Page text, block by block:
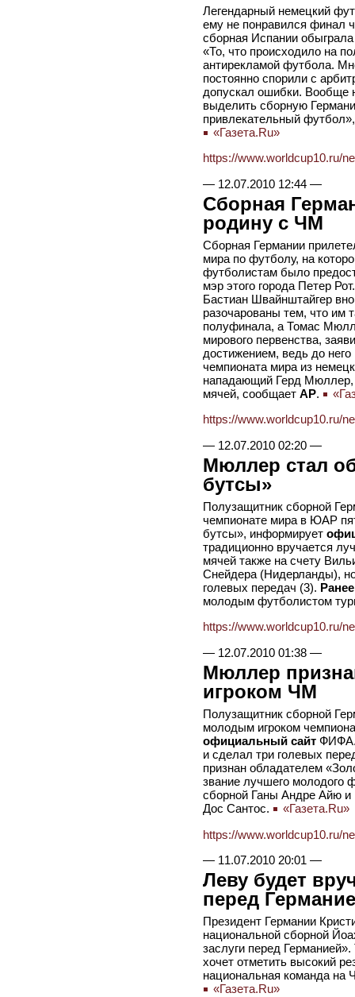
Легендарный немецкий
ему не понравился финал
сборная Испании
«То, что происходило на
антирекламой футбола.
постоянно спорили с
допускал ошибки. Вообще
выделить сборную
привлекательный
«Газета.Ru»
https://www.worldcup10.ru/
— 12.07.2010 12:44—
Сборная
родину с ЧМ
Сборная Германии
мира по футболу, на
футболистам было
мэр этого города Петер
Бастиан Швайнштайгер
разочарованы тем, что им
полуфинала, а Томас
мирового первенства,
достижением, ведь до
чемпионата мира из
нападающий Герд Мюллер,
мячей, сообщает АР.
https://www.worldcup10.ru/
— 12.07.2010 02:20—
Мюллер стал
бутсы»
Полузащитник сборной
чемпионате мира в ЮАР
бутсы», информирует
традиционно вручается
мячей также на счету
Снейдера (Нидерланды),
голевых передач (3). Ранее
молодым футболистом
https://www.worldcup10.ru/
— 12.07.2010 01:38—
Мюллер
игроком ЧМ
Полузащитник сборной
молодым игроком
официальный сайтФИФА.
и сделал три голевых
признан обладателем
звание лучшего молодого
сборной Ганы Андре Айю и
Дос Сантос.
«Газета.Ru»
https://www.worldcup10.ru/
— 11.07.2010 20:01 —
Леву будет
перед
Президент Германии
национальной сборной
заслуги перед
хочет отметить высокий
национальная команда
«Газета.Ru»